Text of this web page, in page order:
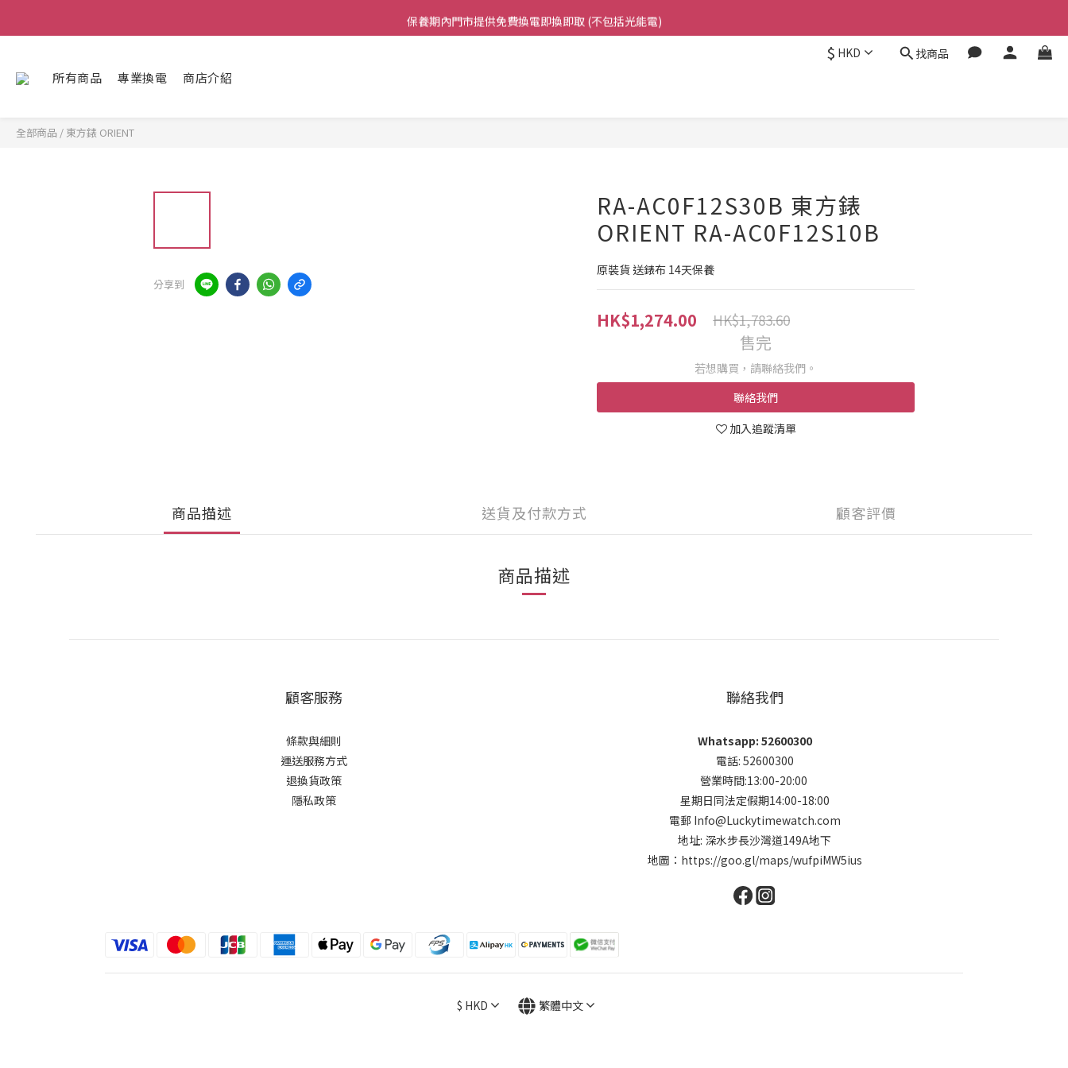
凡購買任何產品滿$500免運費（香港/澳門）
保養期內門市提供免費換電即換即取 (不包括光能電)
$ HKD 找商品
所有商品 專業換電 商店介紹
全部商品 / 東方錶 ORIENT
分享到
RA-AC0F12S30B 東方錶
ORIENT RA-AC0F12S10B
原裝貨 送錶布 14天保養
HK$1,274.00 HK$1,783.60
售完
若想購買，請聯絡我們。
聯絡我們
加入追蹤清單
商品描述 送貨及付款方式 顧客評價
商品描述
顧客服務
條款與細則
運送服務方式
退換貨政策
隱私政策
聯絡我們
Whatsapp: 52600300
電話: 52600300
營業時間:13:00-20:00
星期日同法定假期14:00-18:00
電郵 Info@Luckytimewatch.com
地址: 深水步長沙灣道149A地下
地圖： https://goo.gl/maps/wufpiMW5ius
$ HKD 繁體中文